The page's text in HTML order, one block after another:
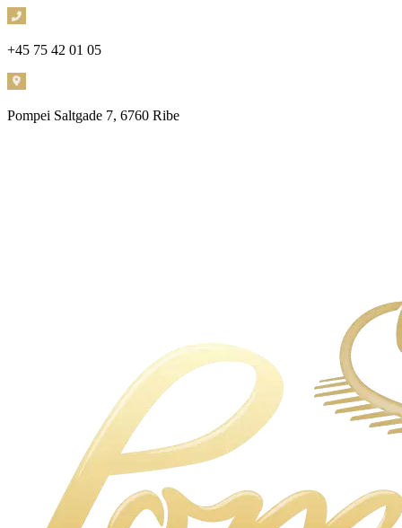
+45 75 42 01 05
Pompei Saltgade 7, 6760 Ribe